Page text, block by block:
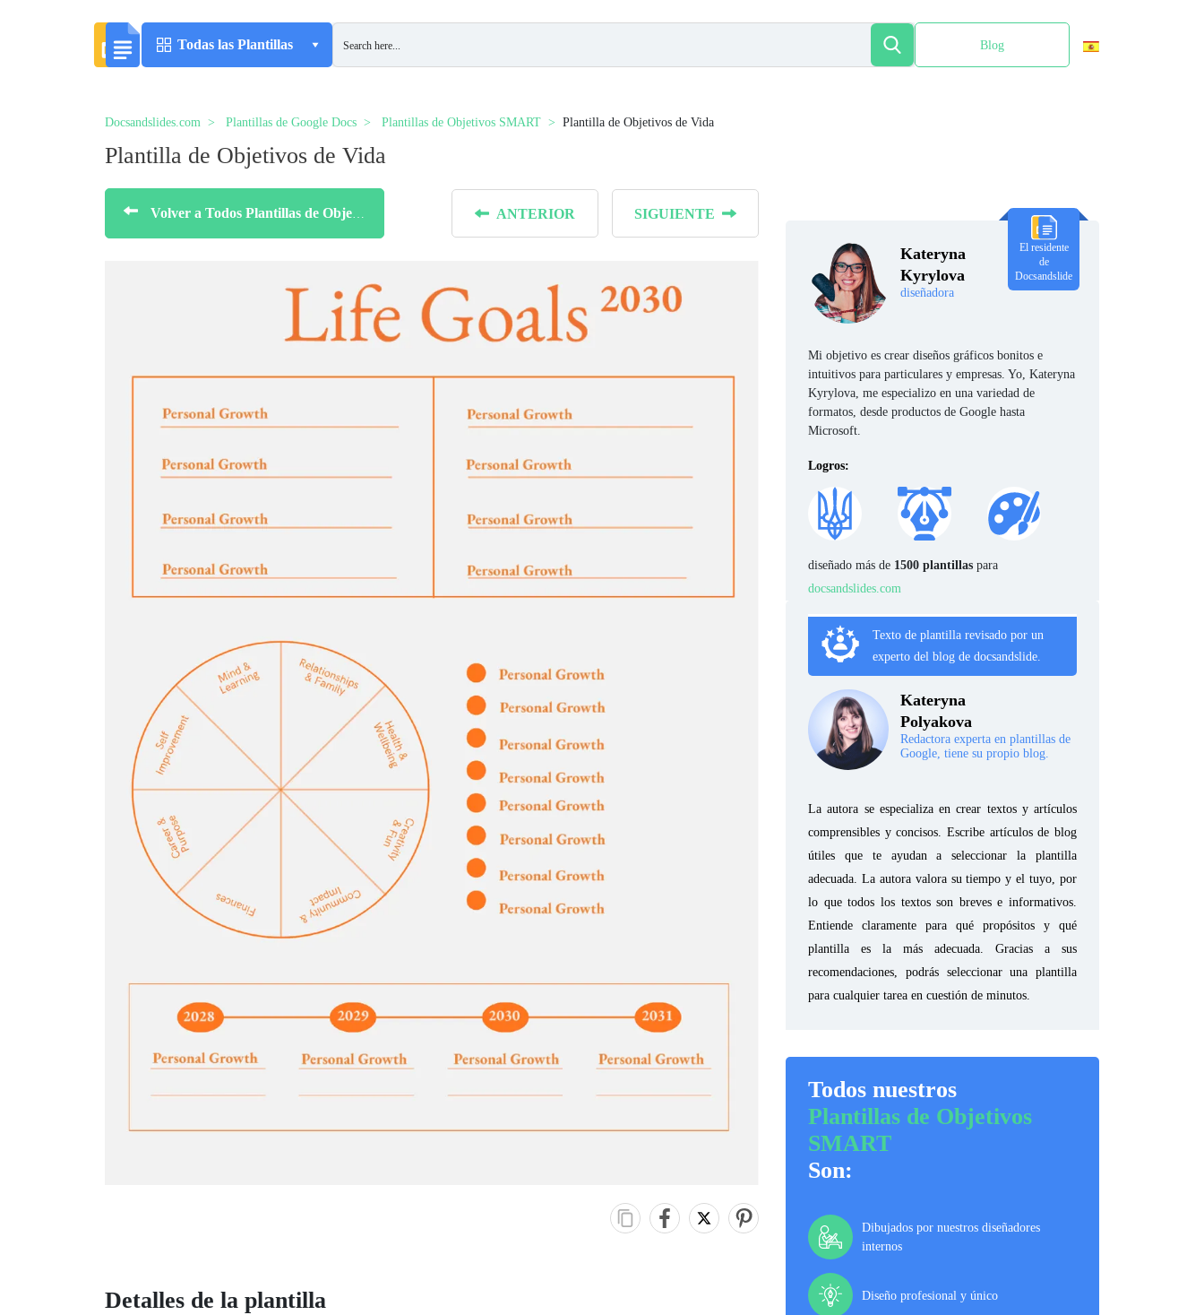
Todas las Plantillas Blog
Docsandslides.com Plantillas de Google Docs Plantillas de Objetivos SMART Plantilla de Objetivos de Vida
Plantilla de Objetivos de Vida
Volver a Todos Plantillas de Objetivos SMART ANTERIOR SIGUIENTE
Detalles de la plantilla
Kateryna
Kyrylova
diseñadora
El residente
de
Docsandslide
Mi objetivo es crear diseños gráficos bonitos e
intuitivos para particulares y empresas. Yo, Kateryna
Kyrylova, me especializo en una variedad de
formatos, desde productos de Google hasta
Microsoft.
Logros:
diseñado más de 1500 plantillas para
docsandslides.com
Texto de plantilla revisado por un
experto del blog de docsandslide.
Kateryna
Polyakova
Redactora experta en plantillas de
Google, tiene su propio blog.
La autora se especializa en crear textos y artículos
comprensibles y concisos. Escribe artículos de blog
útiles que te ayudan a seleccionar la plantilla
adecuada. La autora valora su tiempo y el tuyo, por
lo que todos los textos son breves e informativos.
Entiende claramente para qué propósitos y qué
plantilla es la más adecuada. Gracias a sus
recomendaciones, podrás seleccionar una plantilla
para cualquier tarea en cuestión de minutos.
Todos nuestros
Plantillas de Objetivos
SMART
Son:
Dibujados por nuestros diseñadores
internos
Diseño profesional y único